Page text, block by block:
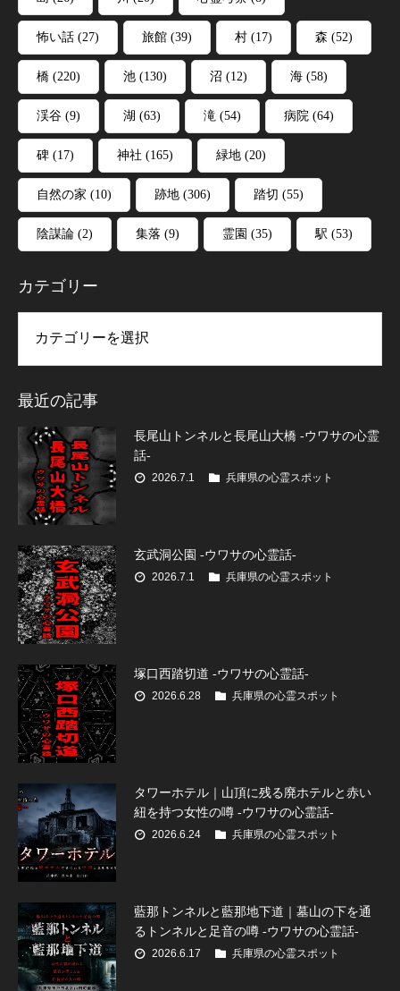
怖い話 (27) 旅館 (39) 村 (17) 森 (52)
橋 (220) 池 (130) 沼 (12) 海 (58)
渓谷 (9) 湖 (63) 滝 (54) 病院 (64)
碑 (17) 神社 (165) 緑地 (20)
自然の家 (10) 跡地 (306) 踏切 (55)
陰謀論 (2) 集落 (9) 霊園 (35) 駅 (53)
カテゴリー
最近の記事
長尾山トンネルと長尾山大橋 -ウワサの心霊
話-
2026.7.1 兵庫県の心霊スポット
玄武洞公園 -ウワサの心霊話-
2026.7.1 兵庫県の心霊スポット
塚口西踏切道 -ウワサの心霊話-
2026.6.28 兵庫県の心霊スポット
タワーホテル｜山頂に残る廃ホテルと赤い
紐を持つ女性の噂 -ウワサの心霊話-
2026.6.24 兵庫県の心霊スポット
藍那トンネルと藍那地下道｜墓山の下を通
るトンネルと足音の噂 -ウワサの心霊話-
2026.6.17 兵庫県の心霊スポット